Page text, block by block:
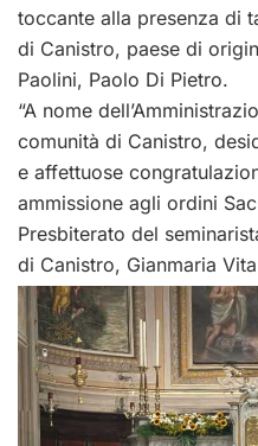
toccante alla presenza di
di Canistro, paese di
Paolini, Paolo Di Pietro.
“A nome
comunità di Canistro,
e affettuose
ammissione agli ordini
Presbiterato del
di Canistro, Gianmaria